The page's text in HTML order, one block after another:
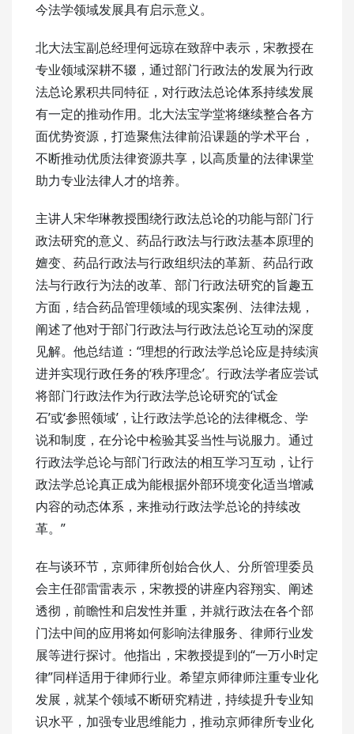
今法学领域发展具有启示意义。
北大法宝副总经理何远琼在致辞中表示，宋教授在
专业领域深耕不辍，通过部门行政法的发展为行政
法总论累积共同特征，对行政法总论体系持续发展
有一定的推动作用。北大法宝学堂将继续整合各方
面优势资源，打造聚焦法律前沿课题的学术平台，
不断推动优质法律资源共享，以高质量的法律课堂
助力专业法律人才的培养。
主讲人宋华琳教授围绕行政法总论的功能与部门行
政法研究的意义、药品行政法与行政法基本原理的
嬗变、药品行政法与行政组织法的革新、药品行政
法与行政行为法的改革、部门行政法研究的旨趣五
方面，结合药品管理领域的现实案例、法律法规，
阐述了他对于部门行政法与行政法总论互动的深度
见解。他总结道：“理想的行政法学总论应是持续演
进并实现行政任务的‘秩序理念’。行政法学者应尝试
将部门行政法作为行政法学总论研究的‘试金
石’或‘参照领域’，让行政法学总论的法律概念、学
说和制度，在分论中检验其妥当性与说服力。通过
行政法学总论与部门行政法的相互学习互动，让行
政法学总论真正成为能根据外部环境变化适当增减
内容的动态体系，来推动行政法学总论的持续改
革。”
在与谈环节，京师律所创始合伙人、分所管理委员
会主任邵雷雷表示，宋教授的讲座内容翔实、阐述
透彻，前瞻性和启发性并重，并就行政法在各个部
门法中间的应用将如何影响法律服务、律师行业发
展等进行探讨。他指出，宋教授提到的“一万小时定
律”同样适用于律师行业。希望京师律师注重专业化
发展，就某个领域不断研究精进，持续提升专业知
识水平，加强专业思维能力，推动京师律所专业化